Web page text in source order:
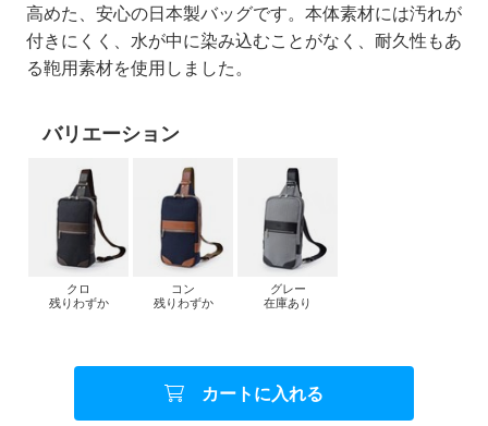
高めた、安心の日本製バッグです。本体素材には汚れが
付きにくく、水が中に染み込むことがなく、耐久性もあ
る鞄用素材を使用しました。
バリエーション
クロ
残りわずか
コン
残りわずか
グレー
在庫あり
カートに入れる